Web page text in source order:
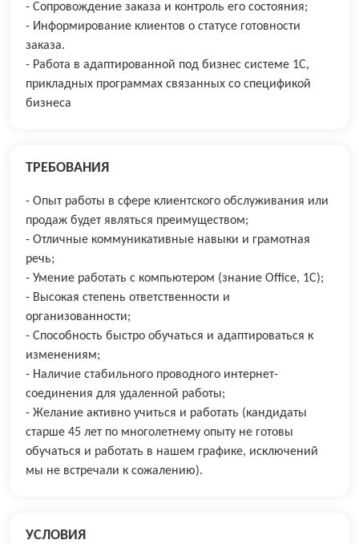
- Сопровождение заказа и контроль его состояния;
- Информирование клиентов о статусе готовности
заказа.
- Работа в адаптированной под бизнес системе 1С,
прикладных программах связанных со спецификой
бизнеса
ТРЕБОВАНИЯ
- Опыт работы в сфере клиентского обслуживания или
продаж будет являться преимуществом;
- Отличные коммуникативные навыки и грамотная
речь;
- Умение работать с компьютером (знание Office, 1С);
- Высокая степень ответственности и
организованности;
- Способность быстро обучаться и адаптироваться к
изменениям;
- Наличие стабильного проводного интернет-
соединения для удаленной работы;
- Желание активно учиться и работать (кандидаты
старше 45 лет по многолетнему опыту не готовы
обучаться и работать в нашем графике, исключений
мы не встречали к сожалению).
УСЛОВИЯ